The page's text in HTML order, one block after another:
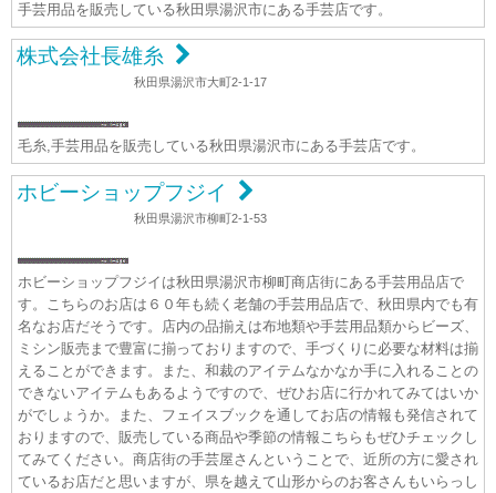
手芸用品を販売している秋田県湯沢市にある手芸店です。
株式会社長雄糸
秋田県湯沢市大町2-1-17
毛糸,手芸用品を販売している秋田県湯沢市にある手芸店です。
ホビーショップフジイ
秋田県湯沢市柳町2-1-53
ホビーショップフジイは秋田県湯沢市柳町商店街にある手芸用品店で
す。こちらのお店は６０年も続く老舗の手芸用品店で、秋田県内でも有
名なお店だそうです。店内の品揃えは布地類や手芸用品類からビーズ、
ミシン販売まで豊富に揃っておりますので、手づくりに必要な材料は揃
えることができます。また、和裁のアイテムなかなか手に入れることの
できないアイテムもあるようですので、ぜひお店に行かれてみてはいか
がでしょうか。また、フェイスブックを通してお店の情報も発信されて
おりますので、販売している商品や季節の情報こちらもぜひチェックし
てみてください。商店街の手芸屋さんということで、近所の方に愛され
ているお店だと思いますが、県を越えて山形からのお客さんもいらっし